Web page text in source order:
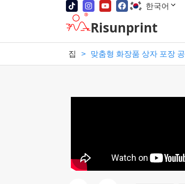
한국어
Risunprint
집 > 맞춤형 화장품 상자 포장